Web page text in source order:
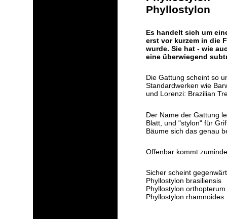
Phyllostylon
Es handelt sich um
erst vor kurzem in die
wurde. Sie hat - wie
eine überwiegend
Die Gattung scheint so
Standardwerken wie
und Lorenzi: Brazilian
Der Name der Gattung
Blatt, und "stylon" für
Bäume sich das genau
Offenbar kommt
Sicher scheint
Phyllostylon brasiliensis
Phyllostylon orthopterum
Phyllostylon rhamnoides